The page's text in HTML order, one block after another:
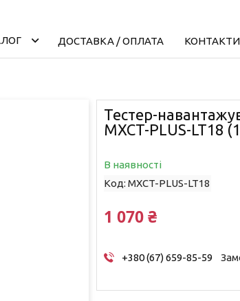
ДОСТАВКА / ОПЛАТА КОНТАКТИ
Тестер-
MXCT-PLUS-LT18
В наявності
Код: MXCT-PLUS-LT18
1 070 ₴
+380 (67) 659-85-59